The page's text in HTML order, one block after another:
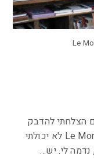
Le
הצלחתי להדבק
בו. אבל את החנות-גלריה Le Monte-En-L'Air לא יכולתי